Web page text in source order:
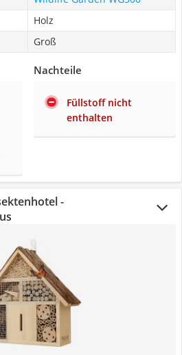
Holz
Groß
Nachteile
Füllstoff nicht
enthalten
-